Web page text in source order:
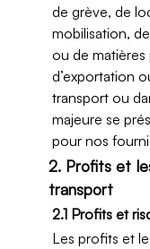
de grève, de
mobilisation,
ou de
d’exportation
transport ou
majeure se
pour nos
2. Profits et
transport
2.1 Profits et
Les profits et